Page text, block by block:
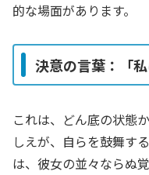
的な場面があります。
決意の言葉：「
これは、どん底の状態
しえが、自らを鼓舞す
は、彼女の並々ならぬ